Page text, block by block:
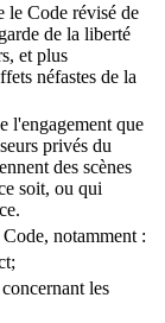
le Code révisé de
de la liberté
et plus
néfastes de la
l'engagement que
privés du
des scènes
soit, ou qui
notamment :
les